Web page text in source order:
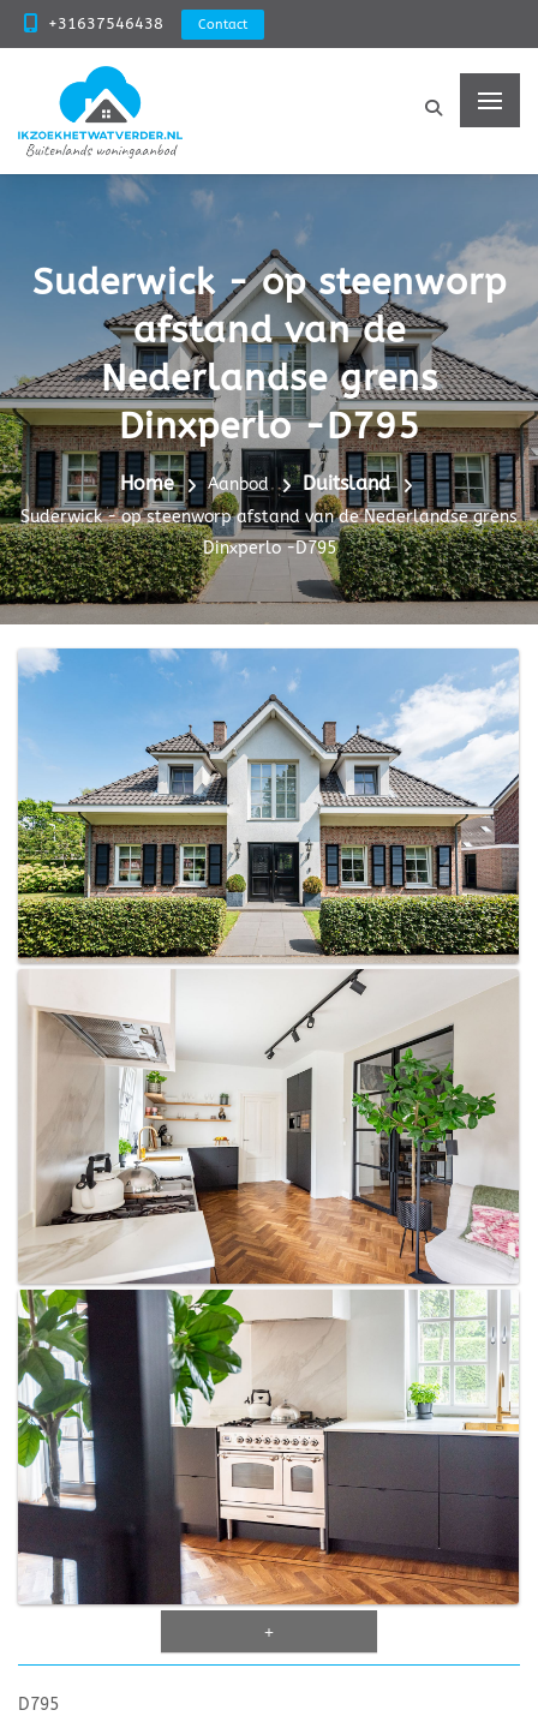
+31637546438 Contact
Suderwick - op steenworp
afstand van de
Nederlandse grens
Dinxperlo -D795
Home Aanbod Duitsland
Suderwick - op steenworp afstand van de Nederlandse grens
Dinxperlo -D795
+
D795